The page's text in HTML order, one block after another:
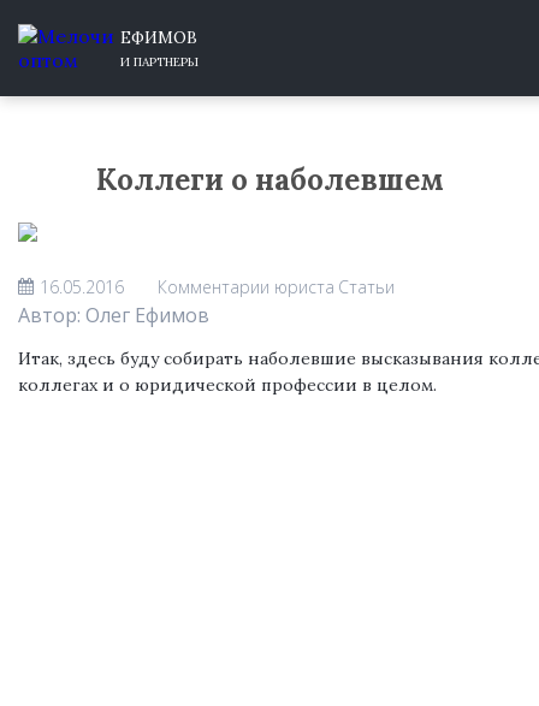
ЕФИМОВ
И ПАРТНЕРЫ
Коллеги о наболевшем
16.05.2016 Комментарии юриста Статьи
Автор: Олег Ефимов
Итак, здесь буду собирать наболевшие высказывания
коллегах и о юридической профессии в целом.